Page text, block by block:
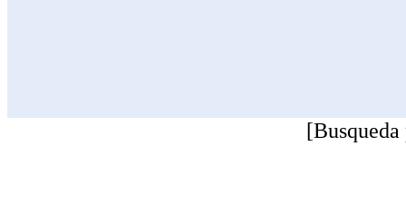
[Busqueda